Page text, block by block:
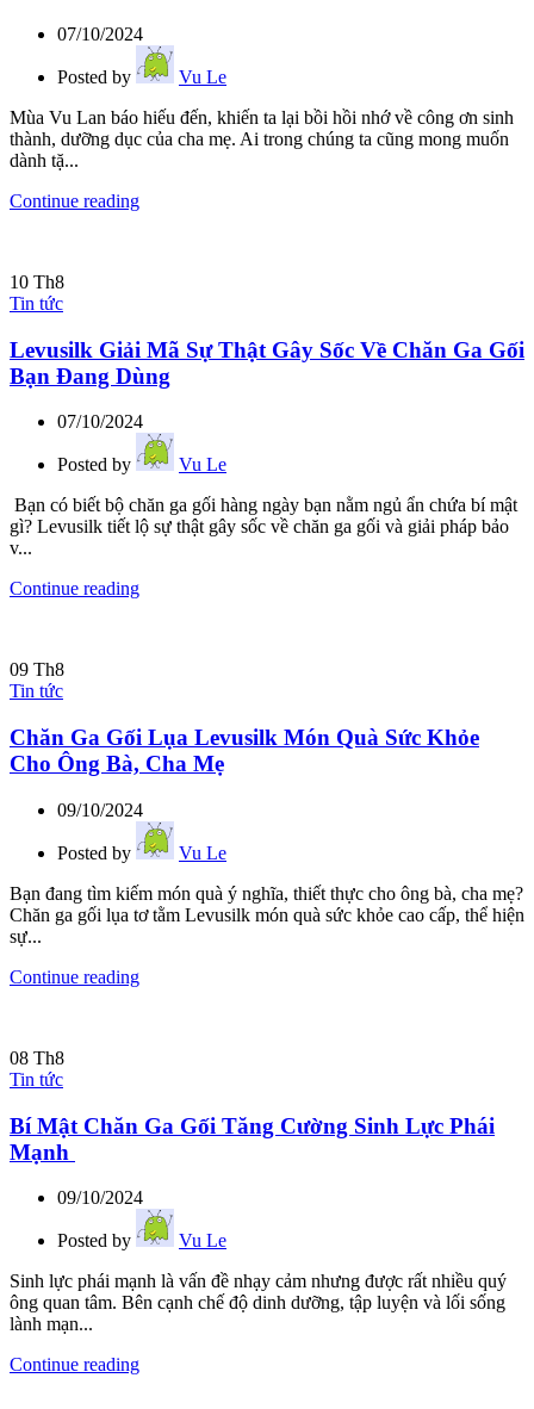
07/10/2024
Posted by
Vu Le
Mùa Vu Lan báo hiếu đến, khiến ta lại bồi hồi nhớ về công ơn sinh
thành, dưỡng dục của cha mẹ. Ai trong chúng ta cũng mong muốn
dành tặ...
Continue reading
10 Th8
Tin tức
Levusilk Giải Mã Sự Thật Gây Sốc Về Chăn Ga Gối
Bạn Đang Dùng
07/10/2024
Posted by
Vu Le
Bạn có biết bộ chăn ga gối hàng ngày bạn nằm ngủ ẩn chứa bí mật
gì? Levusilk tiết lộ sự thật gây sốc về chăn ga gối và giải pháp bảo
v...
Continue reading
09 Th8
Tin tức
Chăn Ga Gối Lụa Levusilk Món Quà Sức Khỏe
Cho Ông Bà, Cha Mẹ
09/10/2024
Posted by
Vu Le
Bạn đang tìm kiếm món quà ý nghĩa, thiết thực cho ông bà, cha mẹ?
Chăn ga gối lụa tơ tằm Levusilk món quà sức khỏe cao cấp, thể hiện
sự...
Continue reading
08 Th8
Tin tức
Bí Mật Chăn Ga Gối Tăng Cường Sinh Lực Phái
Mạnh
09/10/2024
Posted by
Vu Le
Sinh lực phái mạnh là vấn đề nhạy cảm nhưng được rất nhiều quý
ông quan tâm. Bên cạnh chế độ dinh dưỡng, tập luyện và lối sống
lành mạn...
Continue reading